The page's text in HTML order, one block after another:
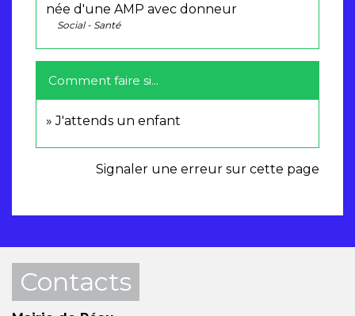
née d'une AMP avec donneur
Social - Santé
Comment faire si...
J'attends un enfant
Signaler une erreur sur cette page
Contacts